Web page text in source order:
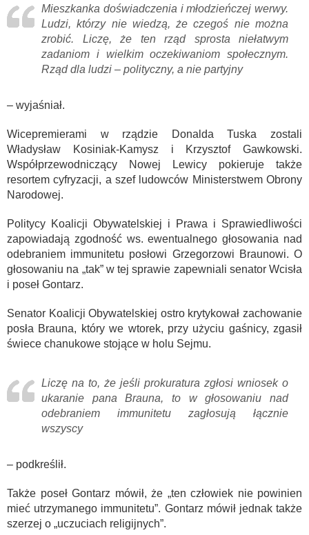
Mieszkanka doświadczenia i młodzieńczej werwy.
Ludzi, którzy nie wiedzą, że czegoś nie można
zrobić. Liczę, że ten rząd sprosta niełatwym
zadaniom i wielkim oczekiwaniom społecznym.
Rząd dla ludzi – polityczny, a nie partyjny
– wyjaśniał.
Wicepremierami w rządzie Donalda Tuska zostali
Władysław Kosiniak-Kamysz i Krzysztof Gawkowski.
Współprzewodniczący Nowej Lewicy pokieruje także
resortem cyfryzacji, a szef ludowców Ministerstwem Obrony
Narodowej.
Politycy Koalicji Obywatelskiej i Prawa i Sprawiedliwości
zapowiadają zgodność ws. ewentualnego głosowania nad
odebraniem immunitetu posłowi Grzegorzowi Braunowi. O
głosowaniu na „tak” w tej sprawie zapewniali senator Wcisła
i poseł Gontarz.
Senator Koalicji Obywatelskiej ostro krytykował zachowanie
posła Brauna, który we wtorek, przy użyciu gaśnicy, zgasił
świece chanukowe stojące w holu Sejmu.
Liczę na to, że jeśli prokuratura zgłosi wniosek o
ukaranie pana Brauna, to w głosowaniu nad
odebraniem immunitetu zagłosują łącznie
wszyscy
– podkreślił.
Także poseł Gontarz mówił, że „ten człowiek nie powinien
mieć utrzymanego immunitetu”. Gontarz mówił jednak także
szerzej o „uczuciach religijnych”.